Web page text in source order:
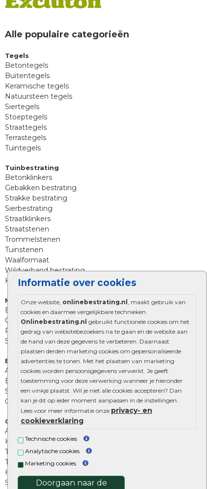
Informatie over cookies
Onze website, onlinebestrating.nl , maakt gebruik van
cookies en daarmee vergelijkbare technieken.
Onlinebestrating.nl gebruikt functionele cookies om het
gedrag van websitebezoekers na te gaan en de website aan
de hand van deze gegevens te verbeteren. Daarnaast
plaatsen derden marketing cookies om gepersonaliseerde
advertenties te tonen. Met het plaatsen van marketing
cookies worden persoonsgegevens verwerkt. Je geeft
toestemming voor deze verwerking wanneer je hieronder
een vinkje plaatst. Wil je niet alle cookies accepteren? Dan
kan je dit op ieder moment aanpassen in de instellingen.
Lees voor meer informatie onze privacy- en
cookieverklaring.
Technische cookies
Analytische cookies
Marketing cookies
Doorgaan naar de
Alle populaire categorieën
Tegels
Betontegels
Buitentegels
Keramische tegels
Natuursteen tegels
Siertegels
Stoeptegels
Straattegels
Terrastegels
Tuintegels
Tuinbestrating
Betonklinkers
Gebakken bestrating
Strakke bestrating
Sierbestrating
Straatklinkers
Straatstenen
Trommelstenen
Tuinstenen
Waalformaat
Wildverband bestrating
Kingstones
Muurelementen
Betonbielzen
Opsluitbanden
Palissades
Stapelblokken
Extra benodigdheden
Afwatering en diversen
Beplantings en betonelementen
Split, grind en zand
Oprit tegels
Overig
Aanbiedingen
Kunstgras
Tuintegels outlet
Terrastegels leggen
Hoe richt ik een landelijke tuin in?
Sierbestrating schoonmaken